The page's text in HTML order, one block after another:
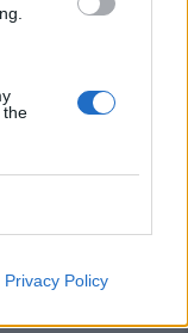
the
Privacy Policy